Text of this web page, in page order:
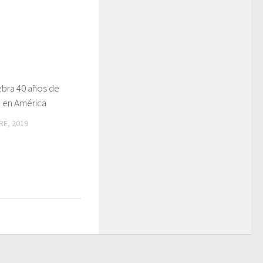
40 años de
América
2019